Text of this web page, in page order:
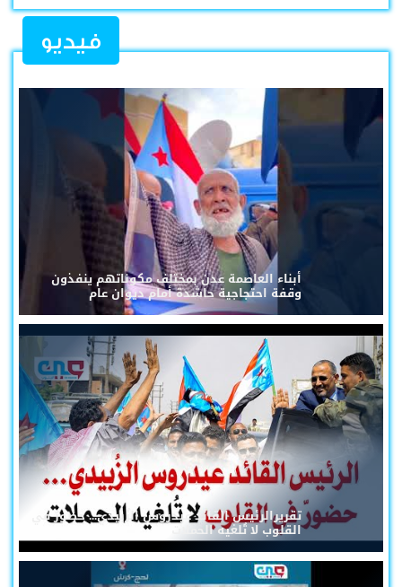
فيديو
أبناء العاصمة عدن بمختلف مكوناتهم ينفذون
وقفة احتجاجية حاشدة أمام ديوان عام
تقريرالرئيس القائد عيدروس الزُبيدي... حضورٌ في
القلوب لا تُلغيه الحملات